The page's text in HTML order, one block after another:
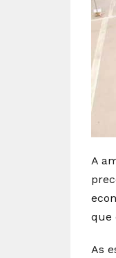
A
que
As